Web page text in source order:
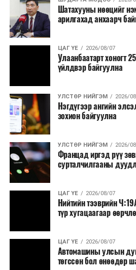
Шатахууны нөөцийг
арилгахад анхаарч
ЦАГ ҮЕ 2026/08/07
Улаанбаатарт хоногт
үйлдвэр байгуулна
УЛСТӨР НИЙГЭМ 2026/
Нэгдүгээр ангийн
зохион байгуулна
УЛСТӨР НИЙГЭМ 2026/
Францад иргэд рүү
сурталчилгааны
ЦАГ ҮЕ 2026/08/07
Нийтийн тээврийн
түр хугацаагаар
ЦАГ ҮЕ 2026/08/07
Автомашины улсын
төгссөн бол өнөөдөр